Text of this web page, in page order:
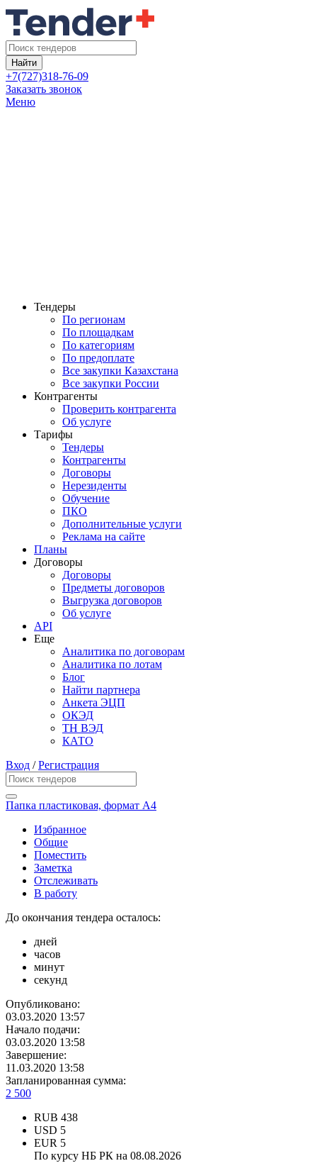
Найти
+7(727)318-76-09
Заказать звонок
Меню
Тендеры
По регионам
По площадкам
По категориям
По предоплате
Все закупки Казахстана
Все закупки России
Контрагенты
Проверить контрагента
Об услуге
Тарифы
Тендеры
Контрагенты
Договоры
Нерезиденты
Обучение
ПКО
Дополнительные услуги
Реклама на сайте
Планы
Договоры
Договоры
Предметы договоров
Выгрузка договоров
Об услуге
API
Еще
Аналитика по договорам
Аналитика по лотам
Блог
Найти партнера
Анкета ЭЦП
ОКЭД
ТН ВЭД
КАТО
Вход /Регистрация
Папка пластиковая, формат А4
Избранное
Общие
Поместить
Заметка
Отслеживать
В работу
До окончания тендера осталось:
дней
часов
минут
секунд
Опубликовано:
03.03.2020 13:57
Начало подачи:
03.03.2020 13:58
Завершение:
11.03.2020 13:58
Запланированная сумма:
2 500
RUB 438
USD 5
EUR 5
По курсу НБ РК на 08.08.2026